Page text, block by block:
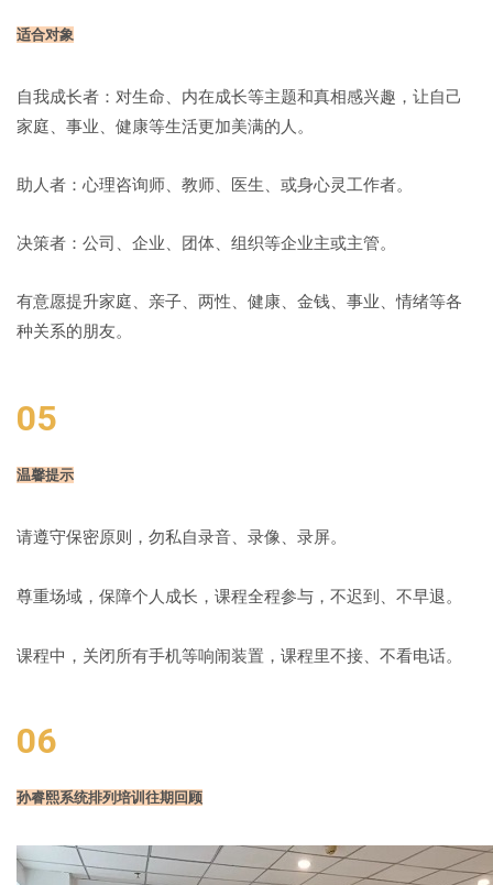
适合对象
自我成长者：对生命、内在成长等主题和真相感兴趣，让自己
家庭、事业、健康等生活更加美满的人。
助人者：心理咨询师、教师、医生、或身心灵工作者。
决策者：公司、企业、团体、组织等企业主或主管。
有意愿提升家庭、亲子、两性、健康、金钱、事业、情绪等各
种关系的朋友。
05
温馨提示
请遵守保密原则，勿私自录音、录像、录屏。
尊重场域，保障个人成长，课程全程参与，不迟到、不早退。
课程中，关闭所有手机等响闹装置，课程里不接、不看电话。
06
孙睿熙系统排列培训往期回顾